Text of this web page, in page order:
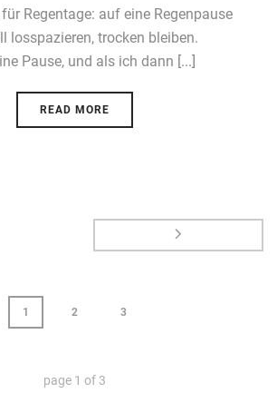
Regentage: auf eine Regenpause
losspazieren, trocken bleiben.
Pause, und als ich dann [...]
READ MORE
1 2 3
page 1 of 3